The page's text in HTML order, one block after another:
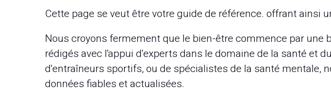
Cette page se veut être votre guide de référence. offrant ainsi
Nous croyons fermement que le bien-être commence par
rédigés avec l'appui d'experts dans le domaine de la santé et
d'entraîneurs sportifs, ou de spécialistes de la santé mentale,
données fiables et actualisées.